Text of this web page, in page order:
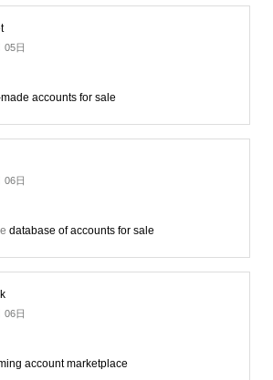
05日
accounts for sale
06日
database of accounts for sale
06日
account marketplace